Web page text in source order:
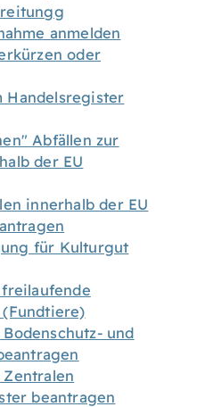
anmelden
oder
Handelsregister
Abfällen zur
der EU
innerhalb der EU
für Kulturgut
und
beantragen